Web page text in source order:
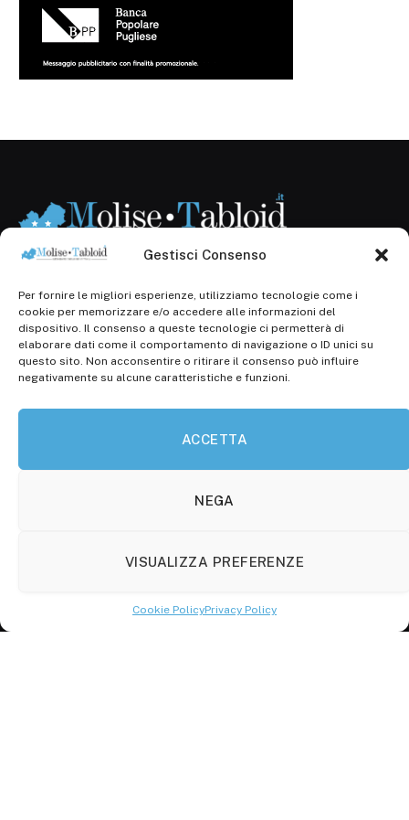
Gestisci Consenso
Per fornire le migliori esperienze, utilizziamo tecnologie come i
cookie per memorizzare e/o accedere alle informazioni del
dispositivo. Il consenso a queste tecnologie ci permetterà di
elaborare dati come il comportamento di navigazione o ID unici su
questo sito. Non acconsentire o ritirare il consenso può influire
negativamente su alcune caratteristiche e funzioni.
ACCETTA
NEGA
VISUALIZZA PREFERENZE
Cookie PolicyPrivacy Policy
Registr. presso il Tribunale di Campobasso: 3/2013 del
14.11.2013, Cron. 1254
Roc: iscrizione n° 25549 (Prot. 1138/com/15 del
30.04.2015)
P.Iva: 01707150700